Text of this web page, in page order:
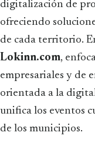
digitalización de
ofreciendo
de cada territorio.
Lokinn.com,
empresariales y de
orientada a la
unifica los eventos
de los municipios.